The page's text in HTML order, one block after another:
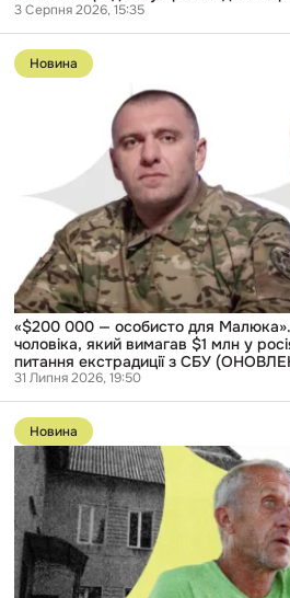
але
розглядати
справу
3 Серпня 2026, 15:35
Перейти
до
публікації
Малюка».
Суд
варту
чоловіка,
який
вимагав
$1
млн
росіянина
вирішення
питання
екстрадиції
СБУ
(ОНОВЛЕНО)
Новина
«$200 000 — особисто для Малюка».
чоловіка, який вимагав $1 млн у
питання екстрадиції з СБУ
31 Липня 2026, 19:50
Перейти
до
публікації
«Я
не
можу
сказати,
що
не
винний»,
Новина